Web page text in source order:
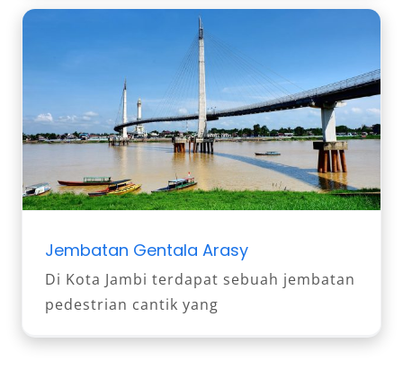
Jembatan Gentala Arasy
Di Kota Jambi terdapat sebuah jembatan
pedestrian cantik yang